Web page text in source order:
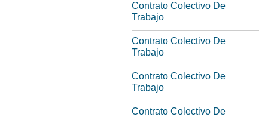
Contrato Colectivo De
Trabajo
Contrato Colectivo De
Trabajo
Contrato Colectivo De
Trabajo
Contrato Colectivo De